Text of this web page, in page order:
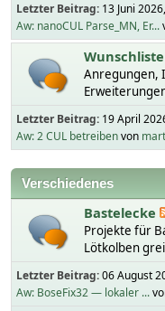
Letzter Beitrag: 13 Juni
Aw: nanoCUL Parse_MN, Er...
Wunschliste
Anregungen,
Letzter Beitrag: 19 April
Aw: 2 CUL betreibenvon
Verschiedenes
Bastelecke
Projekte für
Lötkolben
Letzter Beitrag:06 August
Aw: BoseFix32 — lokaler ...